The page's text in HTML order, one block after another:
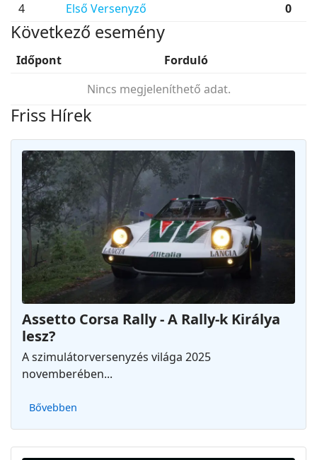
4
Első Versenyző 0
Következő esemény
Időpont
Forduló
Nincs megjeleníthető adat.
Friss Hírek
Assetto Corsa Rally - A Rally-k Királya
lesz?
A szimulátorversenyzés világa 2025
novemberében...
Bővebben